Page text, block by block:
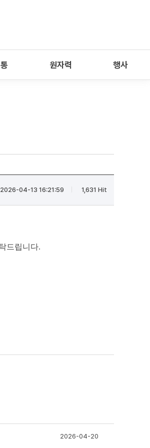
원자력 행사
2026-04-13 16:21:59 1,631 Hit
드립니다.
2026-04-20